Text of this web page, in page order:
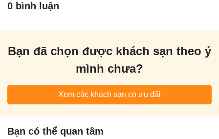
0 bình luận
Bạn đã chọn được khách sạn theo ý
mình chưa?
Xem các khách sạn có ưu đãi
Bạn có thể quan tâm